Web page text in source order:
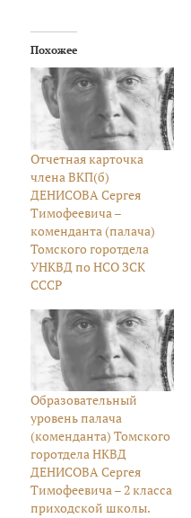
Похожее
Отчетная карточка
члена ВКП(б)
ДЕНИСОВА Сергея
Тимофеевича –
коменданта (палача)
Томского горотдела
УНКВД по НСО ЗСК
СССР
Образовательный
уровень палача
(коменданта) Томского
горотдела НКВД
ДЕНИСОВА Сергея
Тимофеевича – 2 класса
приходской школы.